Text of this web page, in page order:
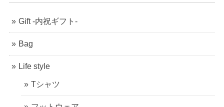
Gift -内祝ギフト-
Bag
Life style
Tシャツ